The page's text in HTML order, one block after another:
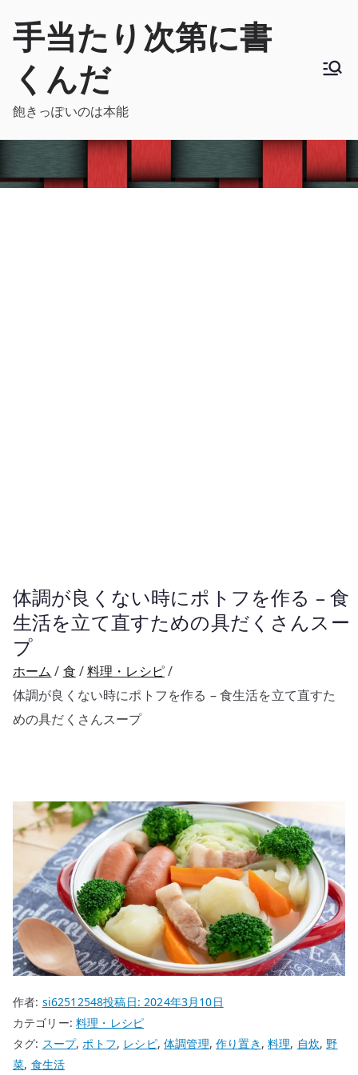
手当たり次第に書
くんだ
飽きっぽいのは本能
体調が良くない時にポトフを作る – 食
生活を立て直すための具だくさんスー
プ
ホーム 食
料理・レシピ
体調が良くない時にポトフを作る – 食生活を立て直すた
めの具だくさんスープ
作者: si62512548投稿日:2024年3月10日
カテゴリー:料理・レシピ
タグ: スープ,ポトフ, レシピ,体調管理,作り置き ,料理, 自炊,野
菜, 食生活